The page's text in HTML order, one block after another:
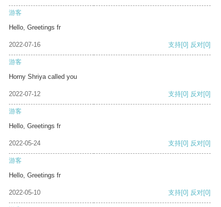
游客
Hello, Greetings fr
2022-07-16 支持[0] 反对[0]
游客
Horny Shriya called you
2022-07-12 支持[0] 反对[0]
游客
Hello, Greetings fr
2022-05-24 支持[0] 反对[0]
游客
Hello, Greetings fr
2022-05-10 支持[0] 反对[0]